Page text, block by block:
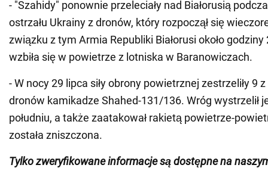
- "Szahidy" ponownie przeleciały nad Białorusią
ostrzału Ukrainy z dronów, który rozpoczął się
związku z tym Armia Republiki Białorusi około
wzbiła się w powietrze z lotniska w Baranowiczach.
- W nocy 29 lipca siły obrony powietrznej zestrzeliły 9
dronów kamikadze Shahed-131/136. Wróg wystrzelił
południu, a także zaatakował rakietą powietrze-
została zniszczona.
Tylko zweryfikowane informacje są dostępne na